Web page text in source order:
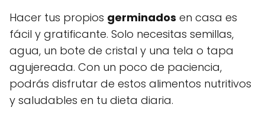
Hacer tus propios germinados en casa es
fácil y gratificante. Solo necesitas semillas,
agua, un bote de cristal y una tela o tapa
agujereada. Con un poco de paciencia,
podrás disfrutar de estos alimentos nutritivos
y saludables en tu dieta diaria.